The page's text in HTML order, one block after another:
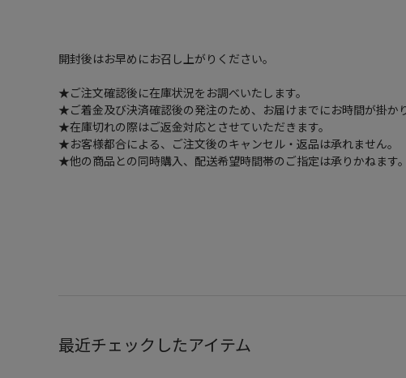
開封後はお早めにお召し上がりください。
★ご注文確認後に在庫状況をお調べいたします。
★ご着金及び決済確認後の発注のため、お届けまでにお時間が掛か
★在庫切れの際はご返金対応とさせていただきます。
★お客様都合による、ご注文後のキャンセル・返品は承れません。
★他の商品との同時購入、配送希望時間帯のご指定は承りかねます。
最近チェックしたアイテム